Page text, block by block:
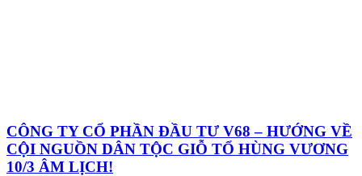
CÔNG TY CỔ PHẦN ĐẦU TƯ V68 – HƯỚNG VỀ
CỘI NGUỒN DÂN TỘC GIỖ TỔ HÙNG VƯƠNG
10/3 ÂM LỊCH!